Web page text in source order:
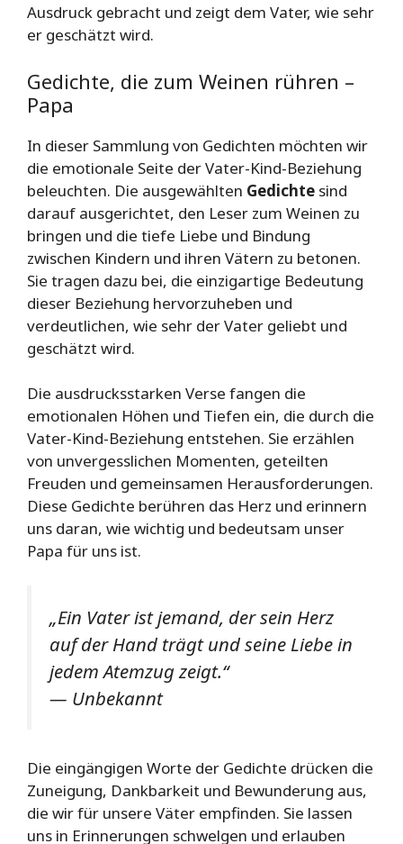
Ausdruck gebracht und zeigt dem Vater, wie sehr
er geschätzt wird.
Gedichte, die zum Weinen rühren –
Papa
In dieser Sammlung von Gedichten möchten wir
die emotionale Seite der Vater-Kind-Beziehung
beleuchten. Die ausgewählten Gedichte sind
darauf ausgerichtet, den Leser zum Weinen zu
bringen und die tiefe Liebe und Bindung
zwischen Kindern und ihren Vätern zu betonen.
Sie tragen dazu bei, die einzigartige Bedeutung
dieser Beziehung hervorzuheben und
verdeutlichen, wie sehr der Vater geliebt und
geschätzt wird.
Die ausdrucksstarken Verse fangen die
emotionalen Höhen und Tiefen ein, die durch die
Vater-Kind-Beziehung entstehen. Sie erzählen
von unvergesslichen Momenten, geteilten
Freuden und gemeinsamen Herausforderungen.
Diese Gedichte berühren das Herz und erinnern
uns daran, wie wichtig und bedeutsam unser
Papa für uns ist.
„Ein Vater ist jemand, der sein Herz
auf der Hand trägt und seine Liebe in
jedem Atemzug zeigt.“
— Unbekannt
Die eingängigen Worte der Gedichte drücken die
Zuneigung, Dankbarkeit und Bewunderung aus,
die wir für unsere Väter empfinden. Sie lassen
uns in Erinnerungen schwelgen und erlauben